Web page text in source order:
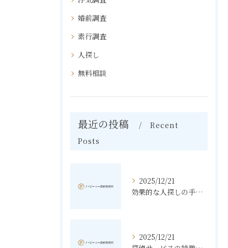
婚前調査
素行調査
人探し
無料相談
最近の投稿
Recent
Posts
2025/12/21
効果的な人探しの手法とその秘訣
2025/12/21